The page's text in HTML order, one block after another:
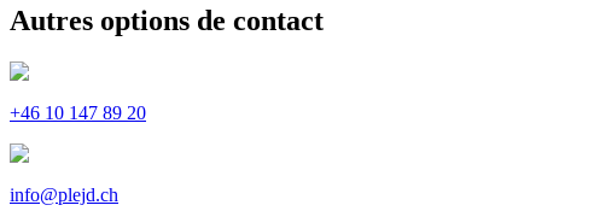
Autres options de contact
+46 10 147 89 20
info@plejd.ch